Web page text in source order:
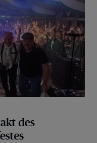
des